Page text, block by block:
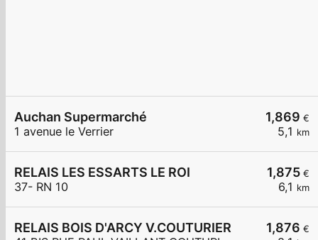
1,869 €
5,1 km
Auchan Supermarché
1 avenue le Verrier
1,875 €
6,1 km
RELAIS LES ESSARTS LE ROI
37- RN 10
1,876 €
RELAIS BOIS D'ARCY V.COUTURIER